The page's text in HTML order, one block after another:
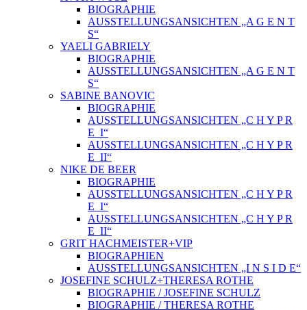
BIOGRAPHIE
AUSSTELLUNGSANSICHTEN „A G E N T
S“
YAELI GABRIELY
BIOGRAPHIE
AUSSTELLUNGSANSICHTEN „A G E N T
S“
SABINE BANOVIC
BIOGRAPHIE
AUSSTELLUNGSANSICHTEN „C H Y P R
E_I“
AUSSTELLUNGSANSICHTEN „C H Y P R
E_II“
NIKE DE BEER
BIOGRAPHIE
AUSSTELLUNGSANSICHTEN „C H Y P R
E_I“
AUSSTELLUNGSANSICHTEN „C H Y P R
E_II“
GRIT HACHMEISTER+VIP
BIOGRAPHIEN
AUSSTELLUNGSANSICHTEN „I N S I D E“
JOSEFINE SCHULZ+THERESA ROTHE
BIOGRAPHIE / JOSEFINE SCHULZ
BIOGRAPHIE / THERESA ROTHE